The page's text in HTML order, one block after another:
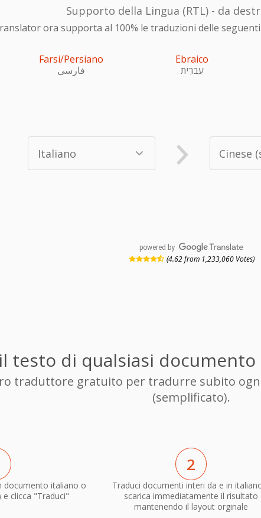
Supporto della Lingua (RTL) - da
ora supporta al 100% le traduzioni delle
Farsi/Persiano
فارسی
Ebraico
עִברִית
powered by
(4.62 from 1,233,060 Votes)
testo di qualsiasi
traduttore gratuito per tradurre subito
(semplificato).
documento italiano o
clicca "Traduci"
2
Traduci documenti interi da e in
scarica immediatamente il risultato
mantenendo il layout orginale